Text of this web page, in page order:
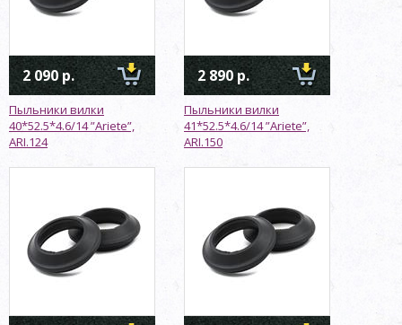
2 090 р.
Пыльники вилки
40*52.5*4.6/14 ”Ariete”,
ARI.124
2 890 р.
Пыльники вилки
41*52.5*4.6/14 ”Ariete”,
ARI.150